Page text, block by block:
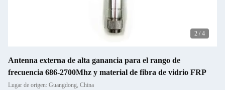
2 / 4
Antenna externa de alta ganancia para el rango de
frecuencia 686-2700Mhz y material de fibra de vidrio FRP
Lugar de origen: Guangdong, China